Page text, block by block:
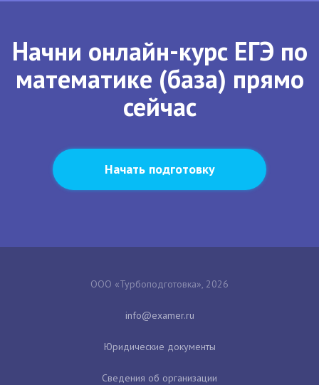
Начни онлайн-курс ЕГЭ по
математике (база) прямо
сейчас
Начать подготовку
ООО «Турбоподготовка», 2026
Юридические документы
Сведения об организации